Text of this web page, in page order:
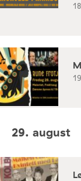
29. august